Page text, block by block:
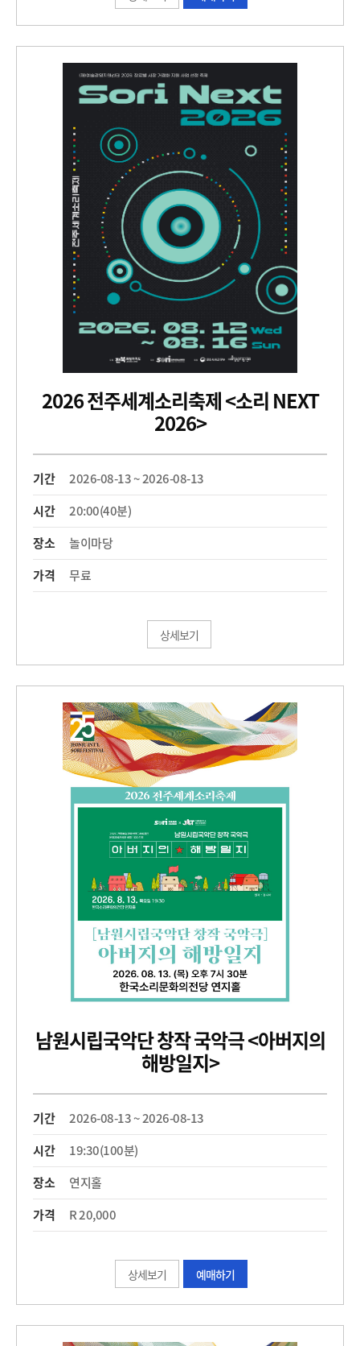
2026 전주세계소리축제 <소리 NEXT
2026>
기간
2026-08-13 ~ 2026-08-13
시간
20:00(40분)
장소
놀이마당
가격
무료
상세보기
남원시립국악단 창작 국악극 <아버지의
해방일지>
기간
2026-08-13 ~ 2026-08-13
시간
19:30(100분)
장소
연지홀
가격
R 20,000
상세보기 예매하기